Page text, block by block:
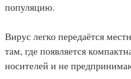
популяцию.
Вирус легко передаётся
там, где появляется
носителей и не